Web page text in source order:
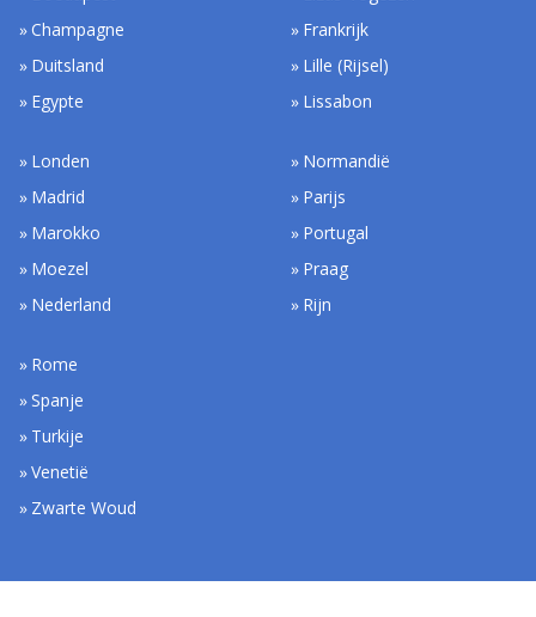
Champagne
Duitsland
Egypte
Frankrijk
Lille (Rijsel)
Lissabon
Londen
Madrid
Marokko
Moezel
Nederland
Normandië
Parijs
Portugal
Praag
Rijn
Rome
Spanje
Turkije
Venetië
Zwarte Woud